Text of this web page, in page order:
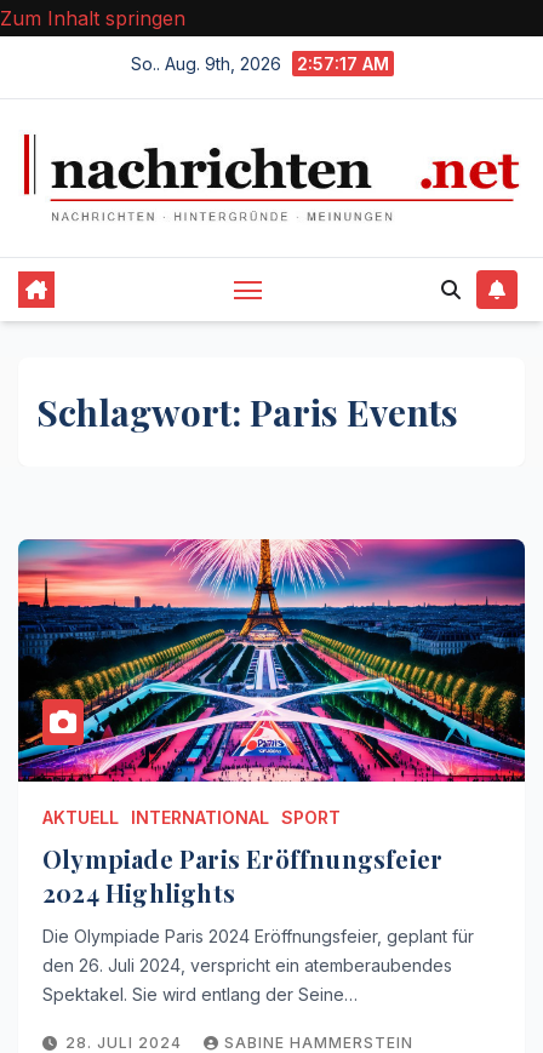
Zum Inhalt springen
So.. Aug. 9th, 2026 2:57:17 AM
Schlagwort: Paris Events
AKTUELL INTERNATIONAL SPORT
Olympiade Paris Eröffnungsfeier
2024 Highlights
Die Olympiade Paris 2024 Eröffnungsfeier, geplant für
den 26. Juli 2024, verspricht ein atemberaubendes
Spektakel. Sie wird entlang der Seine…
28. JULI 2024 SABINE HAMMERSTEIN